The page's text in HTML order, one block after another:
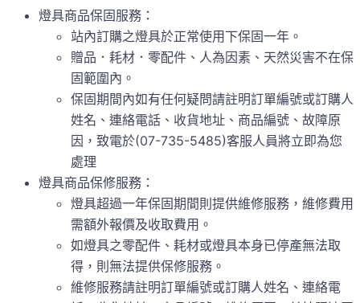
燈具商品保固服務：
站內訂購之燈具於正常使用下保固一年。
贈品．耗材．零配件、人為因素、天然災害不在保
固範圍內。
保固期間內如有任何疑問請註明訂單編號或訂購人
姓名、連絡電話、收貨地址、商品編號、故障原
因，致電於(07-735-5485)客服人員將立即為您
處理
燈具商品保修服務：
燈具超過一年保固期間則提供維修服務，維修費用
需額外報價及收取費用。
如燈具之零配件、耗材或燈具本身已停產無法取
得，則無法提供保修服務。
維修服務請註明訂單編號或訂購人姓名、連絡電